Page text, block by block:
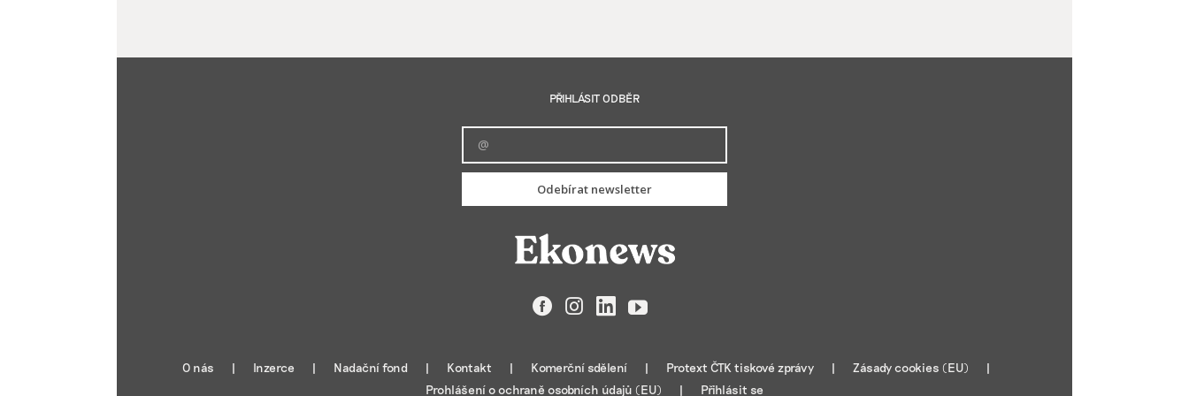
PŘIHLÁSIT ODBĚR
Odebírat newsletter
FacebookInstagramLinkedIn
YouTube
O nás Inzerce Nadační fond Kontakt Komerční sdělení Protext ČTK tiskové zprávy
Zásady cookies (EU)
Prohlášení o ochraně osobních údajů (EU)
Přihlásit se